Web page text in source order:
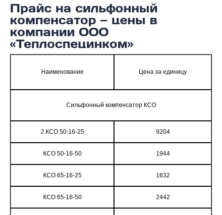
Прайс на сильфонный
компенсатор — цены в
компании ООО
«Теплоспецинком»
Наименование Цена за единицу
Сильфонный компенсатор КСО
2 КСО 50-16-25 9204
КСО 50-16-50 1944
КСО 65-16-25 1632
КСО 65-16-50 2442